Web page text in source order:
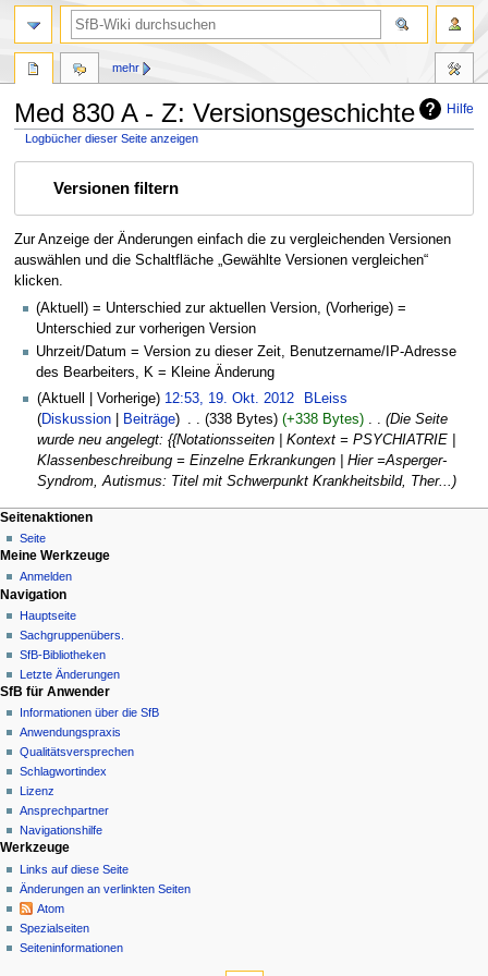
Hilfe
Med 830 A - Z: Versionsgeschichte
Logbücher dieser Seite anzeigen
Navigation
springen
springen
Versionen filtern
Zur Anzeige der Änderungen einfach die zu vergleichenden Versionen
auswählen und die Schaltfläche „Gewählte Versionen vergleichen“
klicken.
(Aktuell) = Unterschied zur aktuellen Version, (Vorherige) =
Unterschied zur vorherigen Version
Uhrzeit/Datum = Version zu dieser Zeit, Benutzername/IP-Adresse
des Bearbeiters, K = Kleine Änderung
Aktuell
Vorherige 12:53, 19. Okt. 2012
BLeiss
Diskussion
Beiträge 338 Bytes +338 Bytes ‎
Die Seite
wurde neu angelegt: {{Notationsseiten | Kontext = PSYCHIATRIE |
Klassenbeschreibung = Einzelne Erkrankungen | Hier =Asperger-
Syndrom, Autismus: Titel mit Schwerpunkt Krankheitsbild, Ther...
Seitenaktionen
Seite
mehr
Meine Werkzeuge
Anmelden
Navigation
Hauptseite
Sachgruppenübers.
SfB-Bibliotheken
Letzte Änderungen
SfB für Anwender
Informationen über die SfB
Anwendungspraxis
Qualitätsversprechen
Schlagwortindex
Lizenz
Ansprechpartner
Navigationshilfe
Werkzeuge
Links auf diese Seite
Änderungen an verlinkten Seiten
Atom
Spezialseiten
Seiten­informationen